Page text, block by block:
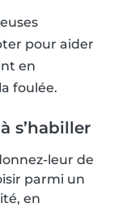
pour aider
en
foulée.
s’habiller
leur de
parmi un
en